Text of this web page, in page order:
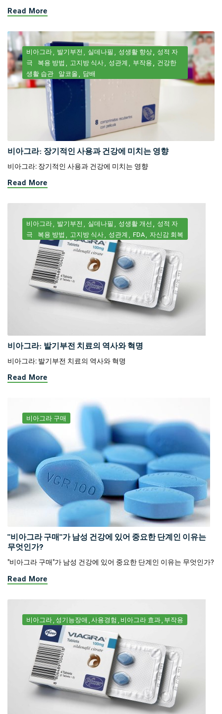
Read More
비아그라 발기부전 실데나필 성생활 향상
성적 자
극
복용 방법 고지방 식사 성관계 부작용
건강한
생활 습관
알코올 담배
비아그라: 장기적인 사용과 건강에 미치는 영향
비아그라: 장기적인 사용과 건강에 미치는 영향
Read More
비아그라 발기부전 실데나필 성생활 개선
성적 자
극
복용 방법 고지방 식사 성관계 FDA 자신감 회복
비아그라: 발기부전 치료의 역사와 혁명
비아그라: 발기부전 치료의 역사와 혁명
Read More
비아그라 구매
"비아그라 구매"가 남성 건강에 있어 중요한 단계인 이유는
무엇인가?
"비아그라 구매"가 남성 건강에 있어 중요한 단계인 이유는 무엇인가?
Read More
비아그라 성기능장애 사용경험 비아그라 효과 부작용